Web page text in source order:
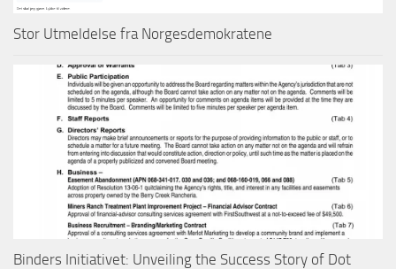
Stor Utmeldelse fra Norgesdemokratene
Binders Initiativet: Unveiling the Success Story of Dot